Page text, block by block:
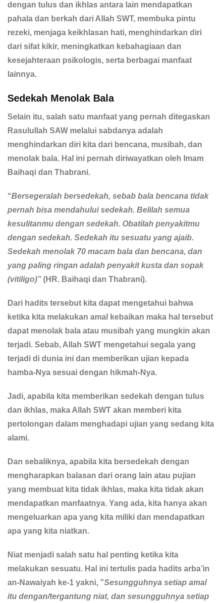
dengan tulus dan ikhlas antara lain mendapatkan
pahala dan berkah dari Allah SWT, membuka pintu
rezeki, menjaga keikhlasan hati, menghindarkan diri
dari sifat kikir, meningkatkan kebahagiaan dan
kesejahteraan psikologis, serta berbagai manfaat
lainnya.
Sedekah Menolak Bala
Selain itu, salah satu manfaat yang pernah ditegaskan
Rasulullah SAW melalui sabdanya adalah
menghindarkan diri kita dari bencana, musibah, dan
menolak bala. Hal ini pernah diriwayatkan oleh Imam
Baihaqi dan Thabrani.
“Bersegeralah bersedekah, sebab bala bencana tidak
pernah bisa mendahului sedekah. Belilah semua
kesulitanmu dengan sedekah. Obatilah penyakitmu
dengan sedekah. Sedekah itu sesuatu yang ajaib.
Sedekah menolak 70 macam bala dan bencana, dan
yang paling ringan adalah penyakit kusta dan sopak
(vitiligo)” (HR. Baihaqi dan Thabrani).
Dari hadits tersebut kita dapat mengetahui bahwa
ketika kita melakukan amal kebaikan maka hal tersebut
dapat menolak bala atau musibah yang mungkin akan
terjadi. Sebab, Allah SWT mengetahui segala yang
terjadi di dunia ini dan memberikan ujian kepada
hamba-Nya sesuai dengan hikmah-Nya.
Jadi, apabila kita memberikan sedekah dengan tulus
dan ikhlas, maka Allah SWT akan memberi kita
pertolongan dalam menghadapi ujian yang sedang kita
alami.
Dan sebaliknya, apabila kita bersedekah dengan
mengharapkan balasan dari orang lain atau pujian
yang membuat kita tidak ikhlas, maka kita tidak akan
mendapatkan manfaatnya. Yang ada, kita hanya akan
mengeluarkan apa yang kita miliki dan mendapatkan
apa yang kita niatkan.
Niat menjadi salah satu hal penting ketika kita
melakukan sesuatu. Hal ini tertulis pada hadits arba’in
an-Nawaiyah ke-1 yakni, ”Sesungguhnya setiap amal
itu dengan/tergantung niat, dan sesungguhnya setiap